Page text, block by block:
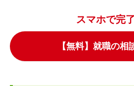
スマホで完
【無料】就職の相